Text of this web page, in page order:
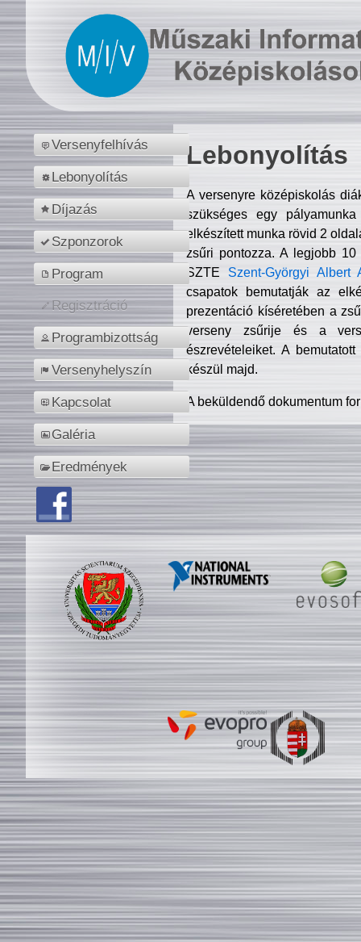
Versenyfelhívás
Lebonyolítás
Díjazás
Szponzorok
Program
Regisztráció
Programbizottság
Versenyhelyszín
Kapcsolat
Galéria
Eredmények
Lebonyolítás
A versenyre középiskolás
szükséges egy
elkészített munka rövid 2
zsűri pontozza. A legjobb
SZTE Szent-Györgyi Albert
csapatok bemutatják az
prezentáció kíséretében a
verseny zsűrije és a
észrevételeiket. A
készül majd.
A beküldendő dokumentum